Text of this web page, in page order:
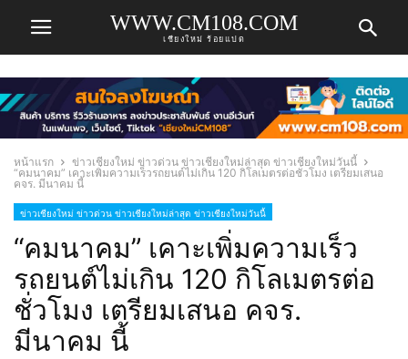
WWW.CM108.COM
เชียงใหม่ ร้อยแปด
หน้าแรก
ข่าวเชียงใหม่ ข่าวด่วน ข่าวเชียงใหม่ล่าสุด ข่าวเชียงใหม่วันนี้
“คมนาคม” เคาะเพิ่มความเร็วรถยนต์ไม่เกิน 120 กิโลเมตรต่อชั่วโมง เตรียมเสนอ
คจร. มีนาคม นี้
ข่าวเชียงใหม่ ข่าวด่วน ข่าวเชียงใหม่ล่าสุด ข่าวเชียงใหม่วันนี้
“คมนาคม” เคาะเพิ่มความเร็ว
รถยนต์ไม่เกิน 120 กิโลเมตรต่อ
ชั่วโมง เตรียมเสนอ คจร.
มีนาคม นี้